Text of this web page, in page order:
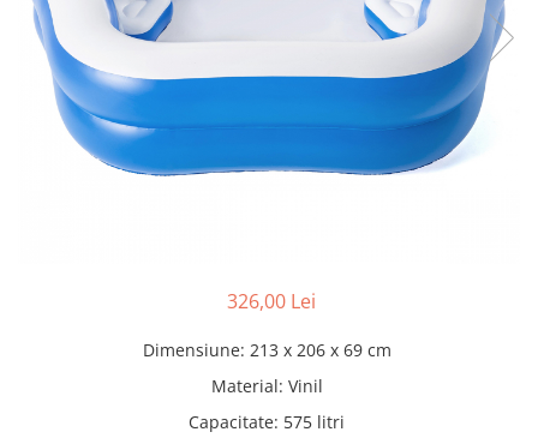
Pilote cu blăniță
326,00 Lei
Dimensiune: 213 x 206 x 69 cm
Material: Vinil
Capacitate: 575 litri